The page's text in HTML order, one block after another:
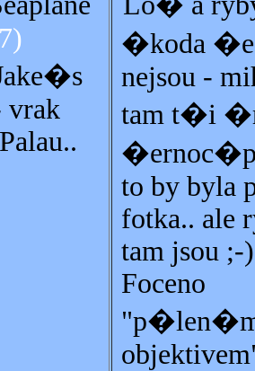
vrak
�koda �e
nejsou -
tam t�i
to by byla
fotka.. ale
tam jsou ;-)
Foceno